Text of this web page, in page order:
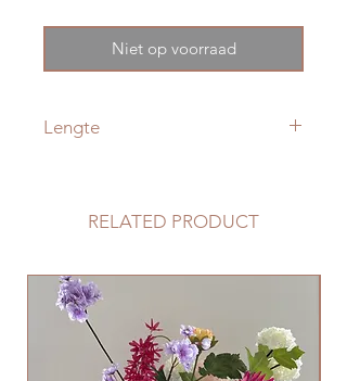
Niet op voorraad
Lengte
RELATED PRODUCT